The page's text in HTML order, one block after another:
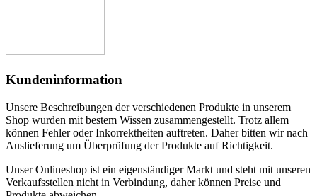
Kundeninformation
Unsere Beschreibungen der verschiedenen Produkte in unserem
Shop wurden mit bestem Wissen zusammengestellt. Trotz allem
können Fehler oder Inkorrektheiten auftreten. Daher bitten wir nach
Auslieferung um Überprüfung der Produkte auf Richtigkeit.
Unser Onlineshop ist ein eigenständiger Markt und steht mit unseren
Verkaufsstellen nicht in Verbindung, daher können Preise und